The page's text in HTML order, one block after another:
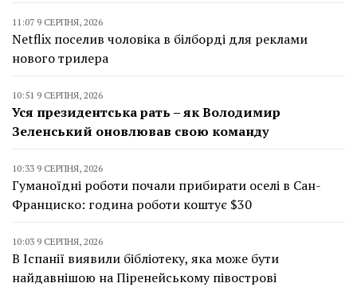
11:07 9 СЕРПНЯ, 2026
Netflix поселив чоловіка в білборді для реклами
нового трилера
10:51 9 СЕРПНЯ, 2026
Уся президентська рать – як Володимир
Зеленський оновлював свою команду
10:33 9 СЕРПНЯ, 2026
Гуманоїдні роботи почали прибирати оселі в Сан-
Франциско: година роботи коштує $30
10:03 9 СЕРПНЯ, 2026
В Іспанії виявили бібліотеку, яка може бути
найдавнішою на Піренейському півострові